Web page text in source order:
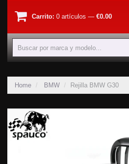
Carrito: 0 artículos — €0.00
Home BMW Rejilla BMW G30